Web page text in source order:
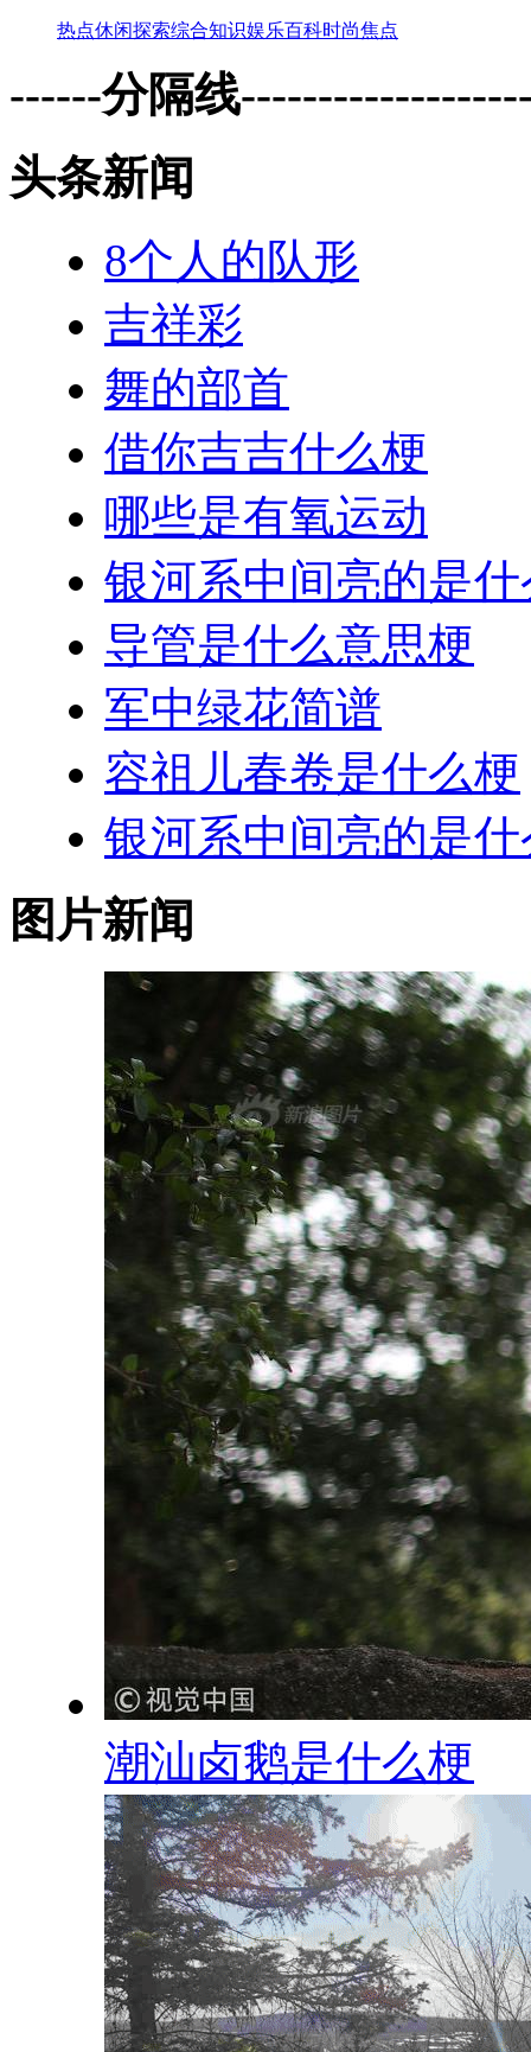
热点休闲探索综合知识娱乐百科时尚焦点
------分隔线
头条新闻
8个人的队形
吉祥彩
舞的部首
借你吉吉什么梗
哪些是有氧运动
银河系中间亮的是什
导管是什么意思梗
军中绿花简谱
容祖儿春卷是什么梗
银河系中间亮的是什
图片新闻
潮汕卤鹅是什么梗